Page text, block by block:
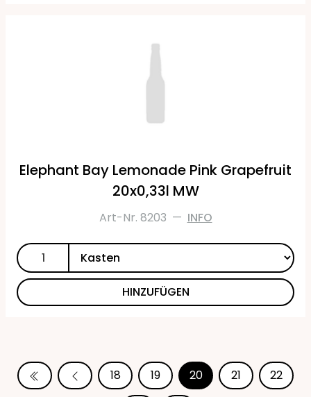
Elephant Bay Lemonade Pink Grapefruit
20x0,33l MW
Art-Nr. 8203 — INFO
HINZUFÜGEN
18 19 20 21 22